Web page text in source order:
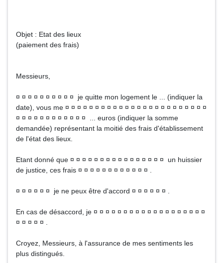
Objet : Etat des lieux
(paiement des frais)
Messieurs,
¤ ¤ ¤ ¤ ¤ ¤ ¤ ¤ ¤ ¤ je quitte mon logement le ... (indiquer la
date), vous me ¤ ¤ ¤ ¤ ¤ ¤ ¤ ¤ ¤ ¤ ¤ ¤ ¤ ¤ ¤ ¤ ¤ ¤ ¤ ¤ ¤ ¤ ¤ ¤
¤ ¤ ¤ ¤ ¤ ¤ ¤ ¤ ¤ ¤ ¤ ¤ ... euros (indiquer la somme
demandée) représentant la moitié des frais d'établissement
de l'état des lieux.
Etant donné que ¤ ¤ ¤ ¤ ¤ ¤ ¤ ¤ ¤ ¤ ¤ ¤ ¤ ¤ ¤ ¤ un huissier
de justice, ces frais ¤ ¤ ¤ ¤ ¤ ¤ ¤ ¤ ¤ ¤ ¤ ¤ .
¤ ¤ ¤ ¤ ¤ ¤ je ne peux être d'accord ¤ ¤ ¤ ¤ ¤ ¤ .
En cas de désaccord, je ¤ ¤ ¤ ¤ ¤ ¤ ¤ ¤ ¤ ¤ ¤ ¤ ¤ ¤ ¤ ¤ ¤ ¤ ¤
¤ ¤ ¤ ¤ ¤ .
Croyez, Messieurs, à l'assurance de mes sentiments les
plus distingués.